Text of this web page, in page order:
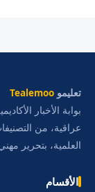
تعليمو Tealemoo
عراقية، من
العلمية، بتحرير
الأقسام